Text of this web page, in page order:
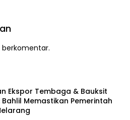
Ekspor Tembaga & Bauksit
Bahlil Memastikan Pemerintah